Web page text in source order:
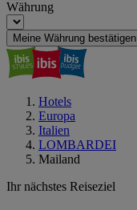
Währung
Meine Währung bestätigen
Hotels
Europa
Italien
LOMBARDEI
Mailand
Ihr nächstes Reiseziel